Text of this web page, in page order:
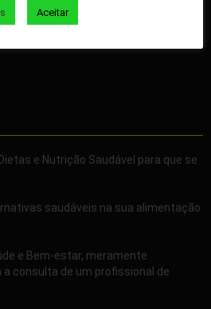
com todos os seus familiares e
e Nutrição Saudável para que se
saudáveis na sua alimentação
e Bem-estar, meramente
consulta de um profissional de
Aceitar